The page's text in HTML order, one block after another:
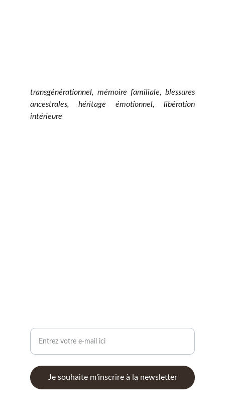
transgénérationnel, mémoire familiale, blessures
ancestrales, héritage émotionnel, libération
intérieure
Je souhaite m'inscrire à la newsletter